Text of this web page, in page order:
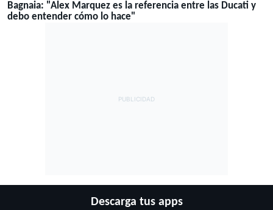
Bagnaia: "Alex Marquez es la referencia entre las Ducati y
debo entender cómo lo hace"
Descarga tus apps